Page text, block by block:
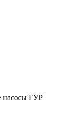
насосы ГУР